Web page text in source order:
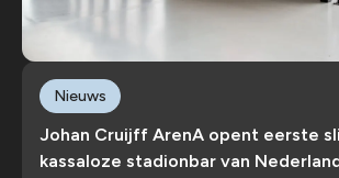
Johan Cruijff ArenA opent eerste
kassaloze stadionbar van
Nieuws